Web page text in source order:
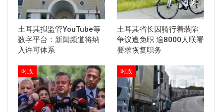
土耳其拟监管YouTube等
数字平台：新闻频道将纳
入许可体系
土耳其省长因骑行着装陷
争议遭免职 逾8000人联署
要求恢复职务
时政 时政